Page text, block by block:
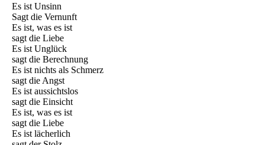
Es ist Unsinn
Sagt die Vernunft
Es ist, was es ist
sagt die Liebe
Es ist Unglück
sagt die Berechnung
Es ist nichts als Schmerz
sagt die Angst
Es ist aussichtslos
sagt die Einsicht
Es ist, was es ist
sagt die Liebe
Es ist lächerlich